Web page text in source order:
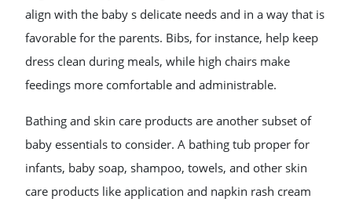
align with the baby s delicate needs and in a way that is
favorable for the parents. Bibs, for instance, help keep
dress clean during meals, while high chairs make
feedings more comfortable and administrable.
Bathing and skin care products are another subset of
baby essentials to consider. A bathing tub proper for
infants, baby soap, shampoo, towels, and other skin
care products like application and napkin rash cream